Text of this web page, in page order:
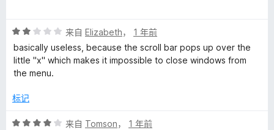
/
5
评
分
2
/
来自 Elizabeth， 1 年前
basically useless, because the scroll bar pops up over the
little "x" which makes it impossible to close windows from
the menu.
标记
评
来自 Tomson， 1 年前